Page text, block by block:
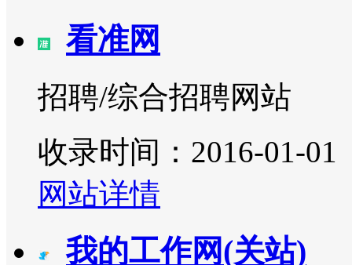
看准网
招聘/综合招聘网站
收录时间：2016-01-01
网站详情
我的工作网(关站)